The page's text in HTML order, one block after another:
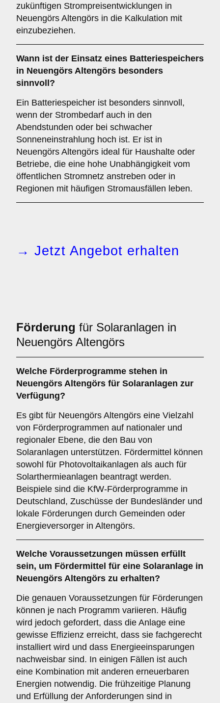
zukünftigen Strompreisentwicklungen in
Neuengörs Altengörs in die Kalkulation mit
einzubeziehen.
Wann ist der Einsatz eines Batteriespeichers
in Neuengörs Altengörs besonders
sinnvoll?
Ein Batteriespeicher ist besonders sinnvoll,
wenn der Strombedarf auch in den
Abendstunden oder bei schwacher
Sonneneinstrahlung hoch ist. Er ist in
Neuengörs Altengörs ideal für Haushalte oder
Betriebe, die eine hohe Unabhängigkeit vom
öffentlichen Stromnetz anstreben oder in
Regionen mit häufigen Stromausfällen leben.
→ Jetzt Angebot erhalten
Förderung für Solaranlagen in
Neuengörs Altengörs
Welche Förderprogramme stehen in
Neuengörs Altengörs für Solaranlagen zur
Verfügung?
Es gibt für Neuengörs Altengörs eine Vielzahl
von Förderprogrammen auf nationaler und
regionaler Ebene, die den Bau von
Solaranlagen unterstützen. Fördermittel können
sowohl für Photovoltaikanlagen als auch für
Solarthermieanlagen beantragt werden.
Beispiele sind die KfW-Förderprogramme in
Deutschland, Zuschüsse der Bundesländer und
lokale Förderungen durch Gemeinden oder
Energieversorger in Altengörs.
Welche Voraussetzungen müssen erfüllt
sein, um Fördermittel für eine Solaranlage in
Neuengörs Altengörs zu erhalten?
Die genauen Voraussetzungen für Förderungen
können je nach Programm variieren. Häufig
wird jedoch gefordert, dass die Anlage eine
gewisse Effizienz erreicht, dass sie fachgerecht
installiert wird und dass Energieeinsparungen
nachweisbar sind. In einigen Fällen ist auch
eine Kombination mit anderen erneuerbaren
Energien notwendig. Die frühzeitige Planung
und Erfüllung der Anforderungen sind in